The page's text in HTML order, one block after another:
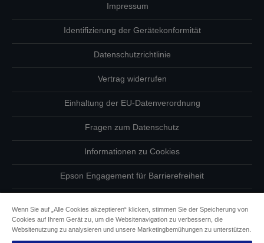
Impressum
Identifizierung der Gerätekonformität
Datenschutzrichtlinie
Vertrag widerrufen
Einhaltung der EU-Datenverordnung
Fragen zum Datenschutz
Informationen zu Cookies
Epson Engagement für Barrierefreiheit
Copyright © 2026 Seiko Epson
Wenn Sie auf „Alle Cookies akzeptieren“ klicken, stimmen Sie der Speicherung von
Cookies auf Ihrem Gerät zu, um die Websitenavigation zu verbessern, die
Websitenutzung zu analysieren und unsere Marketingbemühungen zu unterstützen.